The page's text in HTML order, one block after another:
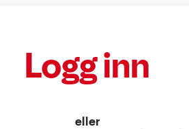
Logg inn
eller